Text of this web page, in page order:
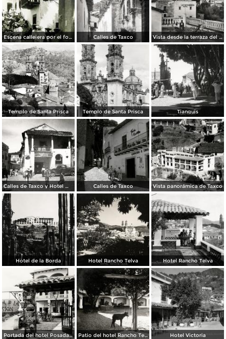
Escena callejera por el fotografo Hugo Brehme. Calles de Taxco Vista desde la terraza del Hotel Taxqueño
Templo de Santa Prisca Templo de Santa Prisca Tianguis
Calles de Taxco y Hotel Meléndez (izq.) Calles de Taxco Vista panorámica de Taxco
Hotel de la Borda Hotel Rancho Telva Hotel Rancho Telva
Portada del hotel Posada de la Misión Patio del hotel Rancho Telva Hotel Victoria